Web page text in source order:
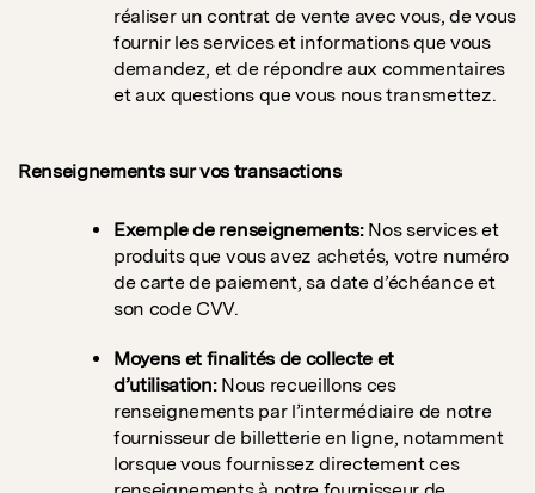
réaliser un contrat de vente avec vous, de vous
fournir les services et informations que vous
demandez, et de répondre aux commentaires
et aux questions que vous nous transmettez.
Renseignements sur vos transactions
Exemple de renseignements:Nos services et
produits que vous avez achetés, votre numéro
de carte de paiement, sa date d’échéance et
son code CVV.
Moyens et finalités de collecte et
d’utilisation:Nous recueillons ces
renseignements par l’intermédiaire de notre
fournisseur de billetterie en ligne, notamment
lorsque vous fournissez directement ces